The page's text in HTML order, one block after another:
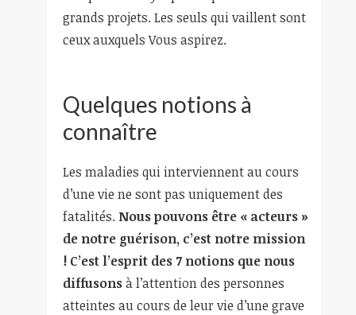
grands projets. Les seuls qui vaillent sont
ceux auxquels Vous aspirez.
Quelques notions à
connaître
Les maladies qui interviennent au cours
d’une vie ne sont pas uniquement des
fatalités. Nous pouvons être « acteurs »
de notre guérison, c’est notre mission
! C’est l’esprit des 7 notions que nous
diffusonsà l’attention des personnes
atteintes au cours de leur vie d’une grave